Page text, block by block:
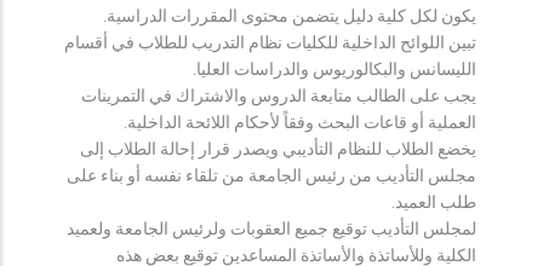
يكون لكل كلية دليل يتضمن محتوى المقررات الدراسية.
تبين اللوائح الداخلية للكليات نظام التدريب للطلاب في أقسام
الليسانس والبكالوريوس والدراسات العليا.
يجب على الطالب متابعة الدروس والاشتراك في التمرينات
العملية أو قاعات البحث وفقاً لأحكام اللائحة الداخلية.
يخضع الطلاب للنظام التأديبي ويصدر قرار إحالة الطلاب إلى
مجلس التأديب من رئيس الجامعة من تلقاء نفسه أو بناء على
طلب العميد.
لمجلس التأديب توقيع جميع العقوبات ولرئيس الجامعة ولعميد
الكلية وللأساتذة والأساتذة المساعدين توقيع بعض هذه